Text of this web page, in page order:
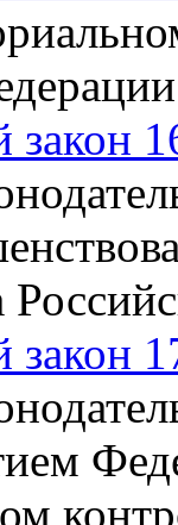
закон
закон